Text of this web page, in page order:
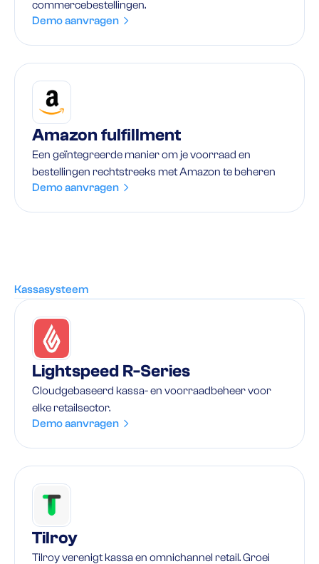
commercebestellingen.
Demo aanvragen
Amazon fulfillment
Een geïntegreerde manier om je voorraad en
bestellingen rechtstreeks met Amazon te beheren
Demo aanvragen
Kassasysteem
Lightspeed R-Series
Cloudgebaseerd kassa- en voorraadbeheer voor
elke retailsector.
Demo aanvragen
Tilroy
Tilroy verenigt kassa en omnichannel retail. Groei